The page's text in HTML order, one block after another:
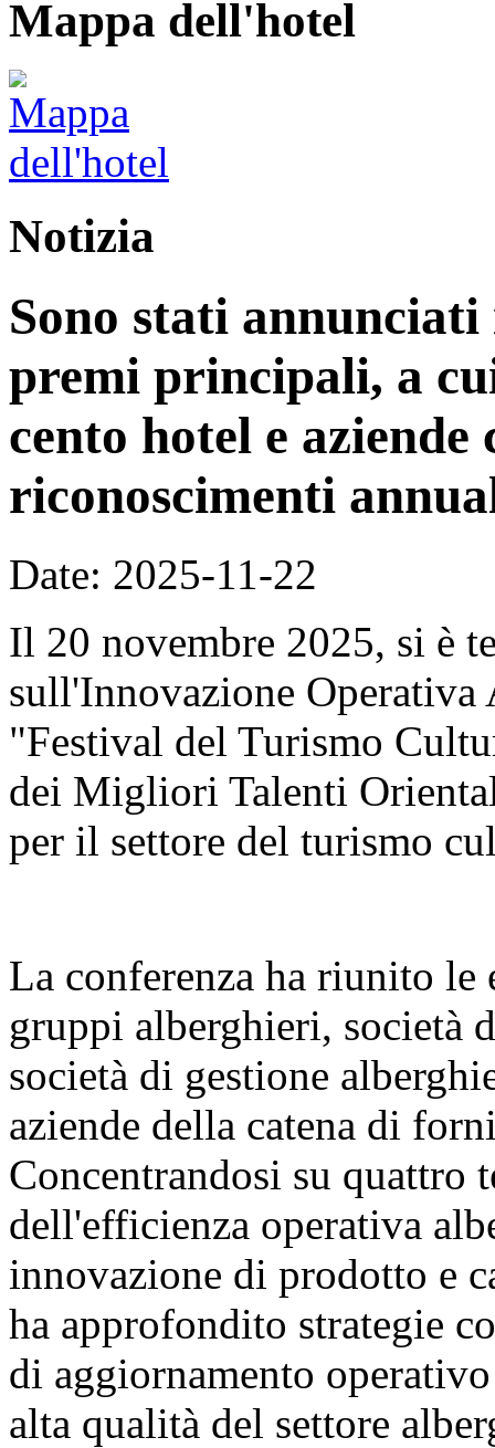
Mappa dell'hotel
Notizia
Sono stati
premi principali, a
cento hotel e
riconoscimenti
Date: 2025-11-22
Il 20 novembre 2025, si è
sull'Innovazione
"Festival del Turismo
dei Migliori Talenti
per il settore del turismo
La conferenza ha riunito
gruppi alberghieri, società
società di gestione
aziende della catena di
Concentrandosi su
dell'efficienza operativa
innovazione di prodotto e
ha approfondito strategie
di aggiornamento
alta qualità del settore